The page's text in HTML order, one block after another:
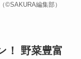
©️SAKURA編集部）
！ 野菜豊富